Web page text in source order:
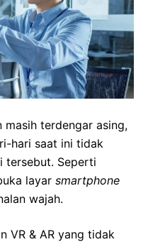
masih terdengar asing,
hari saat ini tidak
tersebut. Seperti
layar smartphone
wajah.
VR & AR yang tidak